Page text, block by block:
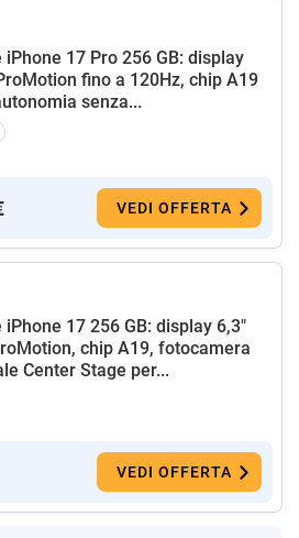
iPhone 17 Pro 256 GB: display
fino a 120Hz, chip A19
senza...
VEDI OFFERTA
iPhone 17 256 GB: display 6,3"
chip A19, fotocamera
Center Stage per...
VEDI OFFERTA